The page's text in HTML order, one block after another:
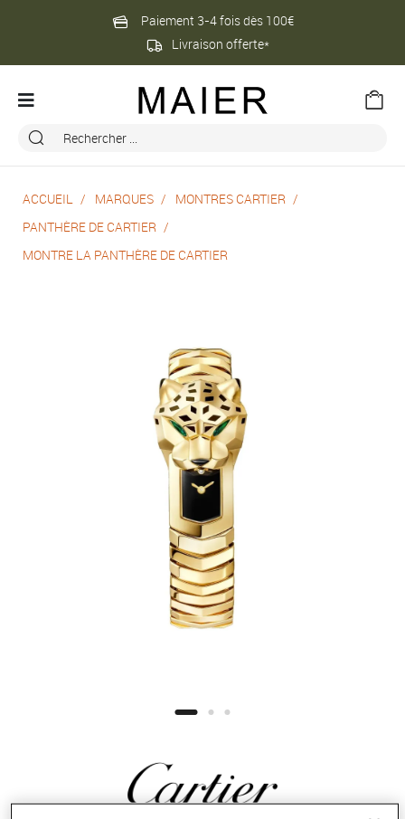
Paiement 3-4 fois dès 100€
Livraison offerte*
ACCUEIL MARQUES
MONTRES CARTIER
PANTHÈRE DE CARTIER
MONTRE LA PANTHÈRE DE CARTIER